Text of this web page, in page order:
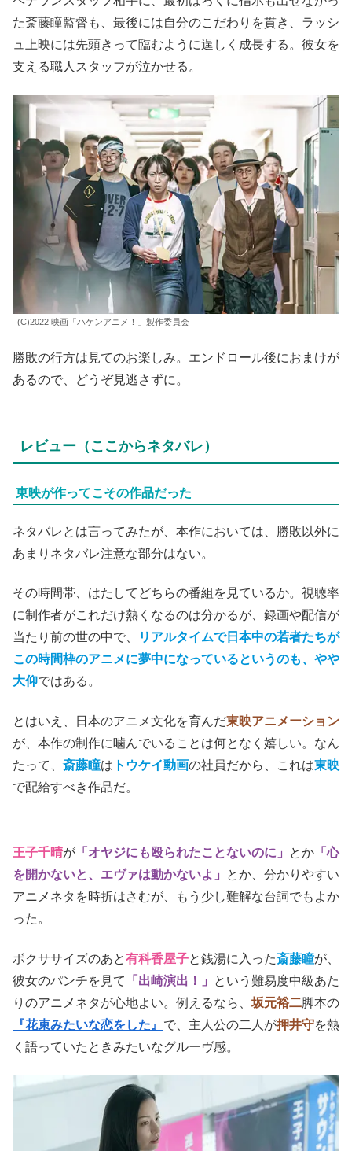
た斎藤瞳監督も、最後には自分のこだわりを貫き、ラッシ
ュ上映には先頭きって臨むように逞しく成長する。彼女を
支える職人スタッフが泣かせる。
(C)2022 映画「ハケンアニメ！」製作委員会
勝敗の行方は見てのお楽しみ。エンドロール後におまけが
あるので、どうぞ見逃さずに。
レビュー（ここからネタバレ）
東映が作ってこその作品だった
ネタバレとは言ってみたが、本作においては、勝敗以外に
あまりネタバレ注意な部分はない。
その時間帯、はたしてどちらの番組を見ているか。視聴率
に制作者がこれだけ熱くなるのは分かるが、録画や配信が
当たり前の世の中で、
リアルタイムで日本中の若者たちが
この時間枠のアニメに夢中になっているというのも、やや
大仰ではある。
とはいえ、日本のアニメ文化を育んだ東映アニメーション
が、本作の制作に噛んでいることは何となく嬉しい。なん
たって、斎藤瞳は トウケイ動画の社員だから、これは東映
で配給すべき作品だ。
王子千晴が 「オヤジにも殴られたことないのに」 とか 「心
を開かないと、エヴァは動かないよ」
とか、分かりやすい
アニメネタを時折はさむが、もう少し難解な台詞でもよか
った。
ボクササイズのあと有科香屋子と銭湯に入った斎藤瞳が、
彼女のパンチを見て
「出崎演出！」
という難易度中級あた
りのアニメネタが心地よい。例えるなら、 坂元裕二脚本の
『花束みたいな恋をした』 で、主人公の二人が押井守を熱
く語っていたときみたいなグルーヴ感。